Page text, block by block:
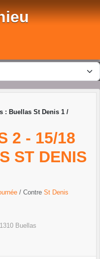
: Buellas St Denis 1 /
2 - 15/18
ST DENIS
/ Contre St Denis
Buellas